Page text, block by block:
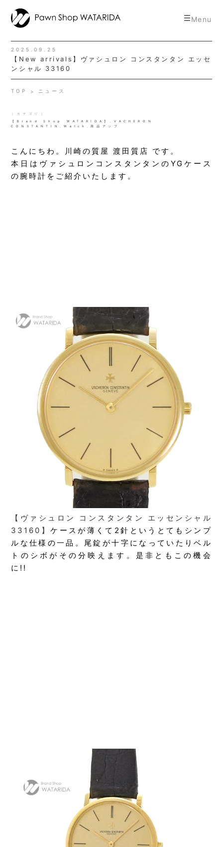
toggle
Menu
2025.09.25
【New arrivals】ヴァシュロン コンスタンタン エッセ
ンシャル 33160
TOP ニュース
｜カテゴリ｜
【Brand Shop WATARIDA】
VACHERON
CONSTANTIN
,Watch ,商品アップ
こんにちわ。川崎の質屋 渡田質店 です。
本日はヴァシュロンコンスタンタンのYGケース
の腕時計をご紹介いたします。
【ヴァシュロン コンスタンタン エッセンシャル
33160】ケースが薄くて2針というとてもシンプ
ルな仕様の一品。尾錠が十字になっていたりベル
トのシボがその分映えます。是非ともこの機会
に!!